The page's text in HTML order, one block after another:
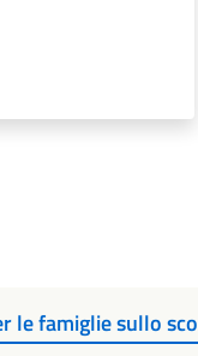
le famiglie sullo